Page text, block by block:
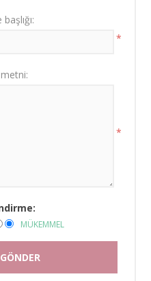
*
*
MÜKEMMEL